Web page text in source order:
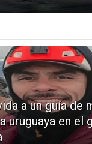
a un guía de
uruguaya en el